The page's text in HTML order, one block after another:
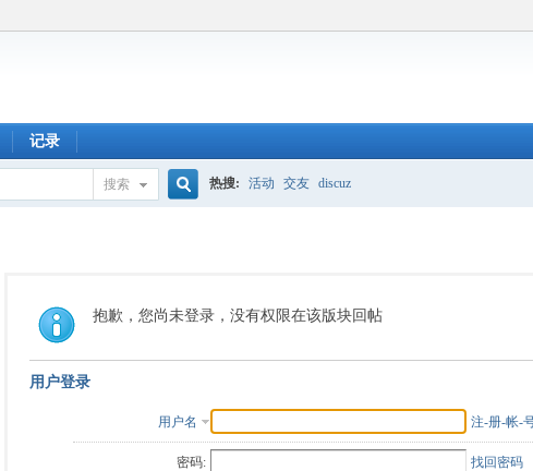
记录
搜索
索
热搜: 活动 交友 discuz
抱歉，您尚未登录，没有权限在该版块回帖
用户登录
用户名 注-册-帐-
密码: 找回密码